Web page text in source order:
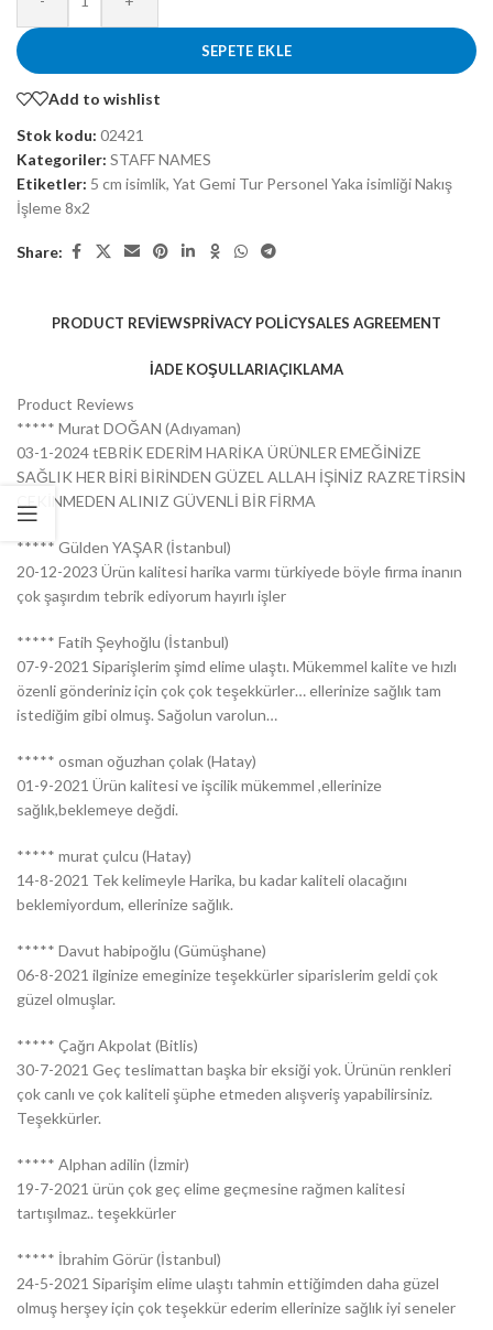
SEPETE EKLE
Add to wishlist
Stok kodu: 02421
Kategoriler: STAFF NAMES
Etiketler: 5 cm isimlik, Yat Gemi Tur Personel Yaka isimliği Nakış
İşleme 8x2
Share:
PRODUCT REVIEWSPRIVACY POLICYSALES AGREEMENT
İADE KOŞULLARIAÇIKLAMA
Product Reviews
***** Murat DOĞAN (Adıyaman)
03-1-2024 tEBRİK EDERİM HARİKA ÜRÜNLER EMEĞİNİZE
SAĞLIK HER BİRİ BİRİNDEN GÜZEL ALLAH İŞİNİZ RAZRETİRSİN
ÇEKİNMEDEN ALINIZ GÜVENLİ BİR FİRMA
***** Gülden YAŞAR (İstanbul)
20-12-2023 Ürün kalitesi harika varmı türkiyede böyle firma inanın
çok şaşırdım tebrik ediyorum hayırlı işler
***** Fatih Şeyhoğlu (İstanbul)
07-9-2021 Siparişlerim şimd elime ulaştı. Mükemmel kalite ve hızlı
özenli gönderiniz için çok çok teşekkürler… ellerinize sağlık tam
istediğim gibi olmuş. Sağolun varolun…
***** osman oğuzhan çolak (Hatay)
01-9-2021 Ürün kalitesi ve işcilik mükemmel ,ellerinize
sağlık,beklemeye değdi.
***** murat çulcu (Hatay)
14-8-2021 Tek kelimeyle Harika, bu kadar kaliteli olacağını
beklemiyordum, ellerinize sağlık.
***** Davut habipoğlu (Gümüşhane)
06-8-2021 ilginize emeginize teşekkürler siparislerim geldi çok
güzel olmuşlar.
***** Çağrı Akpolat (Bitlis)
30-7-2021 Geç teslimattan başka bir eksiği yok. Ürünün renkleri
çok canlı ve çok kaliteli şüphe etmeden alışveriş yapabilirsiniz.
Teşekkürler.
***** Alphan adilin (İzmir)
19-7-2021 ürün çok geç elime geçmesine rağmen kalitesi
tartışılmaz.. teşekkürler
***** İbrahim Görür (İstanbul)
24-5-2021 Siparişim elime ulaştı tahmin ettiğimden daha güzel
olmuş herşey için çok teşekkür ederim ellerinize sağlık iyi seneler